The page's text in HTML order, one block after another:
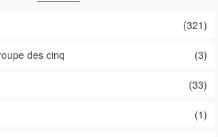
(321)
des cinq (3)
(33)
(1)